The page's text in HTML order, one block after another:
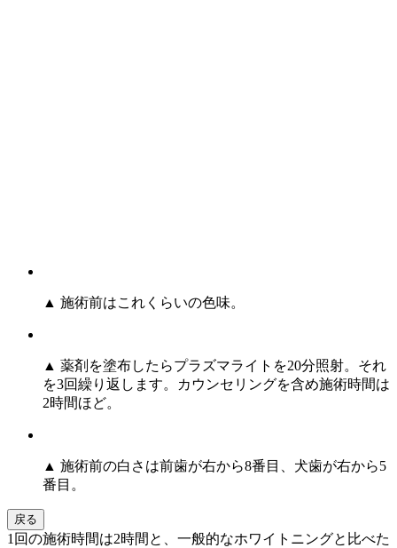
▲ 施術前はこれくらいの色味。
▲ 薬剤を塗布したらプラズマライトを20分照射。それ
を3回繰り返します。カウンセリングを含め施術時間は
2時間ほど。
▲ 施術前の白さは前歯が右から8番目、犬歯が右から5
番目。
戻る
1回の施術時間は2時間と、一般的なホワイトニングと比べた